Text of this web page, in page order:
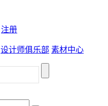
注册
设计师俱乐部 素材中心